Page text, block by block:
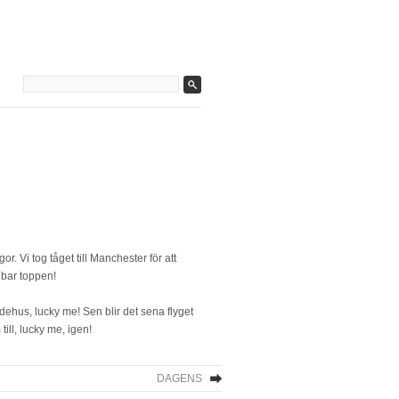
Vi tog tåget till Manchester för att
toppen!
lucky me! Sen blir det sena flyget
lucky me, igen!
DAGENS